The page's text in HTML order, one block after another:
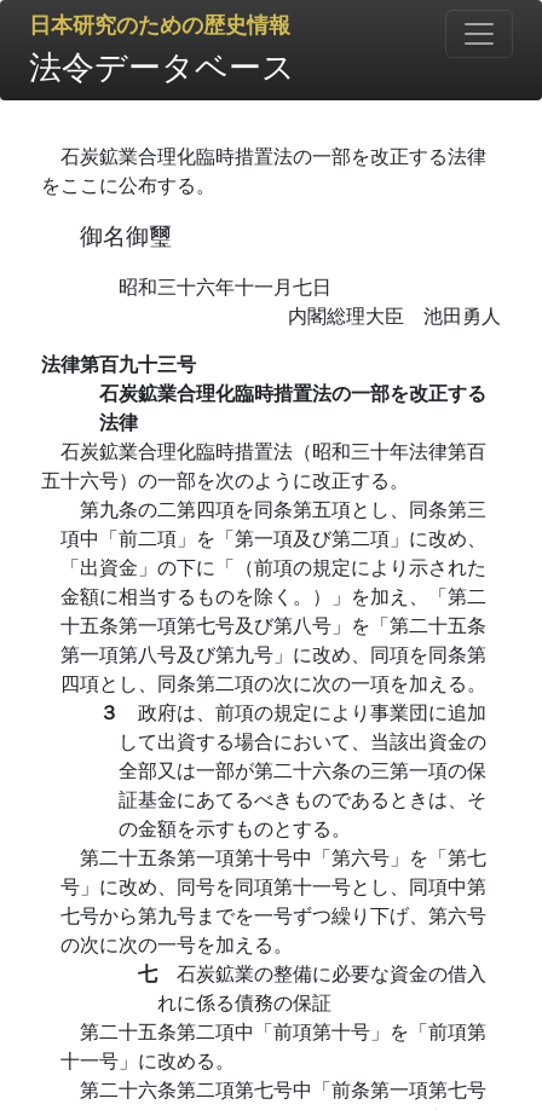
日本研究のための歴史情報
法令データベース
石炭鉱業合理化臨時措置法の一部を改正する法律
をここに公布する。
御名御璽
昭和三十六年十一月七日
内閣総理大臣 池田勇人
法律第百九十三号
石炭鉱業合理化臨時措置法の一部を改正する
法律
石炭鉱業合理化臨時措置法（昭和三十年法律第百
五十六号）の一部を次のように改正する。
第九条の二第四項を同条第五項とし、同条第三
項中「前二項」を「第一項及び第二項」に改め、
「出資金」の下に「（前項の規定により示された
金額に相当するものを除く。）」を加え、「第二
十五条第一項第七号及び第八号」を「第二十五条
第一項第八号及び第九号」に改め、同項を同条第
四項とし、同条第二項の次に次の一項を加える。
３ 政府は、前項の規定により事業団に追加
して出資する場合において、当該出資金の
全部又は一部が第二十六条の三第一項の保
証基金にあてるべきものであるときは、そ
の金額を示すものとする。
第二十五条第一項第十号中「第六号」を「第七
号」に改め、同号を同項第十一号とし、同項中第
七号から第九号までを一号ずつ繰り下げ、第六号
の次に次の一号を加える。
七 石炭鉱業の整備に必要な資金の借入
れに係る債務の保証
第二十五条第二項中「前項第十号」を「前項第
十一号」に改める。
第二十六条第二項第七号中「前条第一項第七号